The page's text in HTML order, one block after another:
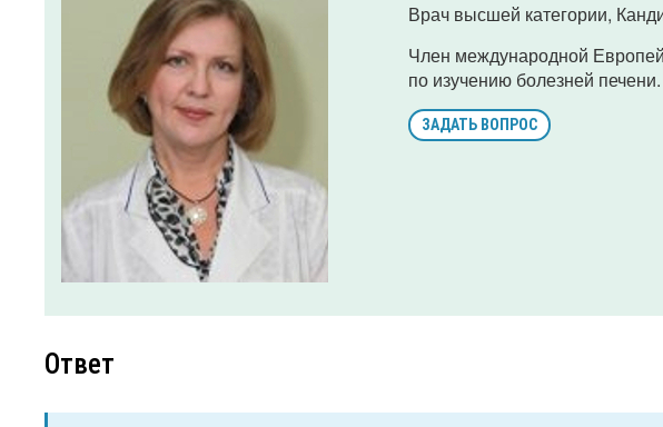
Врач высшей категории,
Член международной
по изучению болезней печени.
ЗАДАТЬ ВОПРОС
Ответ